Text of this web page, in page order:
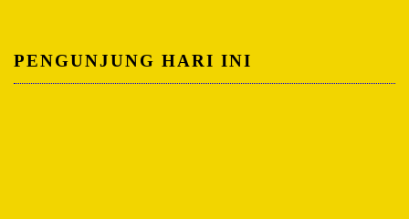
PENGUNJUNG HARI INI